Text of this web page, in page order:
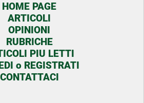
HOME PAGE
ARTICOLI
OPINIONI
RUBRICHE
PIU LETTI
o REGISTRATI
CONTATTACI